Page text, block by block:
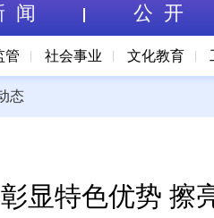
闻 公 开
管 社会事业 文化教育
态
彰显特色优势